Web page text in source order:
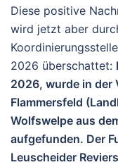
Diese positive
wird jetzt aber
2026 überschattet:
2026, wurde in der
Flammersfeld
Wolfswelpe aus
aufgefunden. Der
Leuscheider